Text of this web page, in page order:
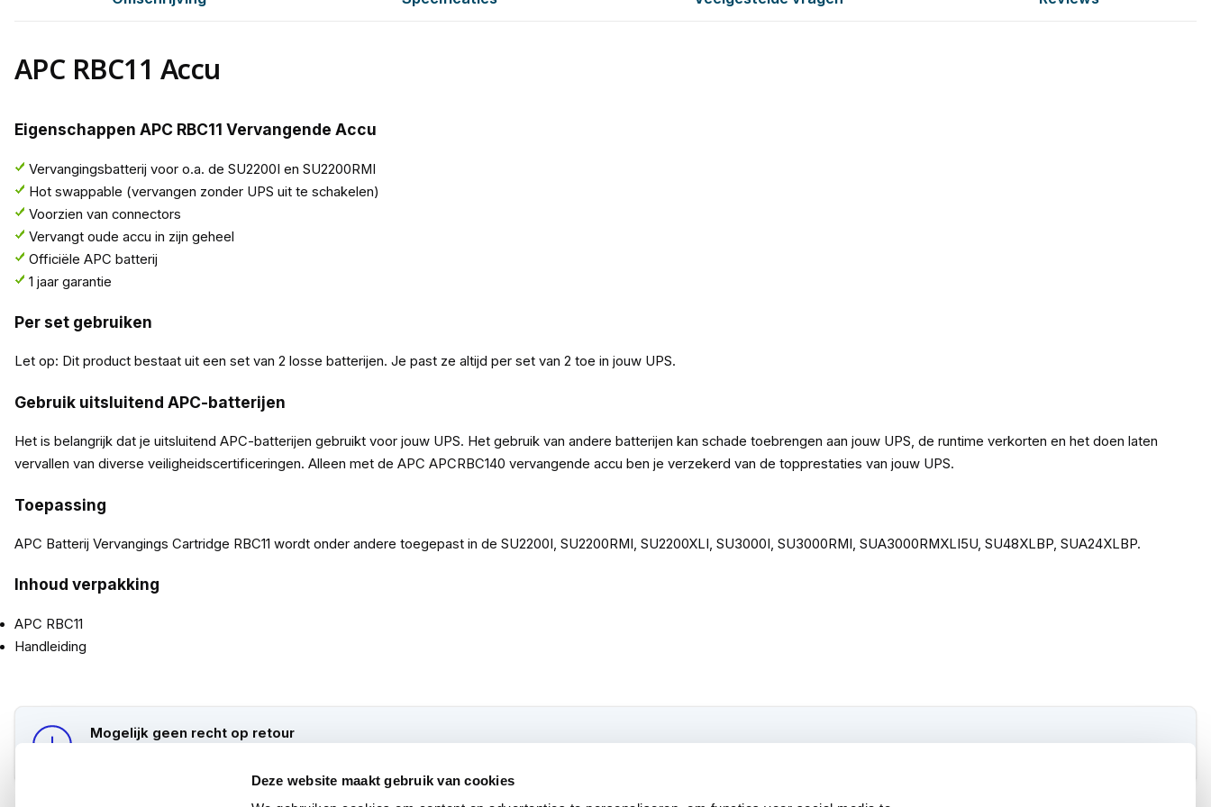
Deze website maakt gebruik van cookies
APC RBC11 Accu
Eigenschappen APC RBC11 Vervangende Accu
Vervangingsbatterij voor o.a. de SU2200I en SU2200RMI
Hot swappable (vervangen zonder UPS uit te schakelen)
Voorzien van connectors
Vervangt oude accu in zijn geheel
Officiële APC batterij
1 jaar garantie
Per set gebruiken
Let op: Dit product bestaat uit een set van 2 losse batterijen. Je past ze altijd per set van 2 toe in jouw UPS.
Gebruik uitsluitend APC-batterijen
Het is belangrijk dat je uitsluitend APC-batterijen gebruikt voor jouw UPS. Het gebruik van andere batterijen kan schade toebrengen aan jouw UPS, de runtime verkorten en het doen laten
vervallen van diverse veiligheidscertificeringen. Alleen met de APC APCRBC140 vervangende accu ben je verzekerd van de topprestaties van jouw UPS.
Toepassing
APC Batterij Vervangings Cartridge RBC11 wordt onder andere toegepast in de SU2200I, SU2200RMI, SU2200XLI, SU3000I, SU3000RMI, SUA3000RMXLI5U, SU48XLBP, SUA24XLBP.
Inhoud verpakking
APC RBC11
Handleiding
Mogelijk geen recht op retour